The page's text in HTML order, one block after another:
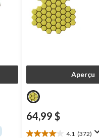
Aperçu
64,99 $
4.1 (372)